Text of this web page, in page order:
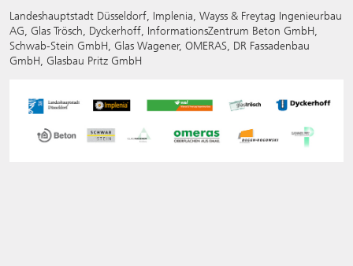
Landeshauptstadt Düsseldorf, Implenia, Wayss & Freytag Ingenieurbau
AG, Glas Trösch, Dyckerhoff, InformationsZentrum Beton GmbH,
Schwab-Stein GmbH, Glas Wagener, OMERAS, DR Fassadenbau
GmbH, Glasbau Pritz GmbH